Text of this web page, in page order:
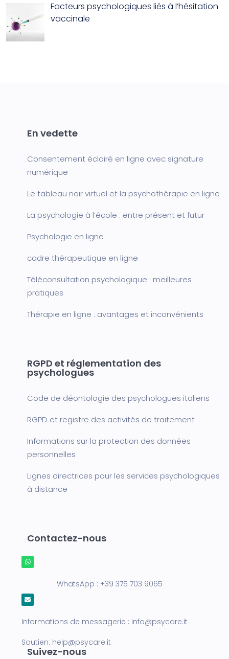
Facteurs psychologiques liés à l’hésitation
vaccinale
En vedette
Consentement éclairé en ligne avec signature
numérique
Le tableau noir virtuel et la psychothérapie en ligne
La psychologie à l’école : entre présent et futur
Psychologie en ligne
cadre thérapeutique en ligne
Téléconsultation psychologique : meilleures
pratiques
Thérapie en ligne : avantages et inconvénients
RGPD et réglementation des
psychologues
Code de déontologie des psychologues italiens
RGPD et registre des activités de traitement
Informations sur la protection des données
personnelles
Lignes directrices pour les services psychologiques
à distance
Contactez-nous
WhatsApp : +39 375 703 9065
Informations de messagerie : info@psycare.it
Soutien: help@psycare.it
Suivez-nous